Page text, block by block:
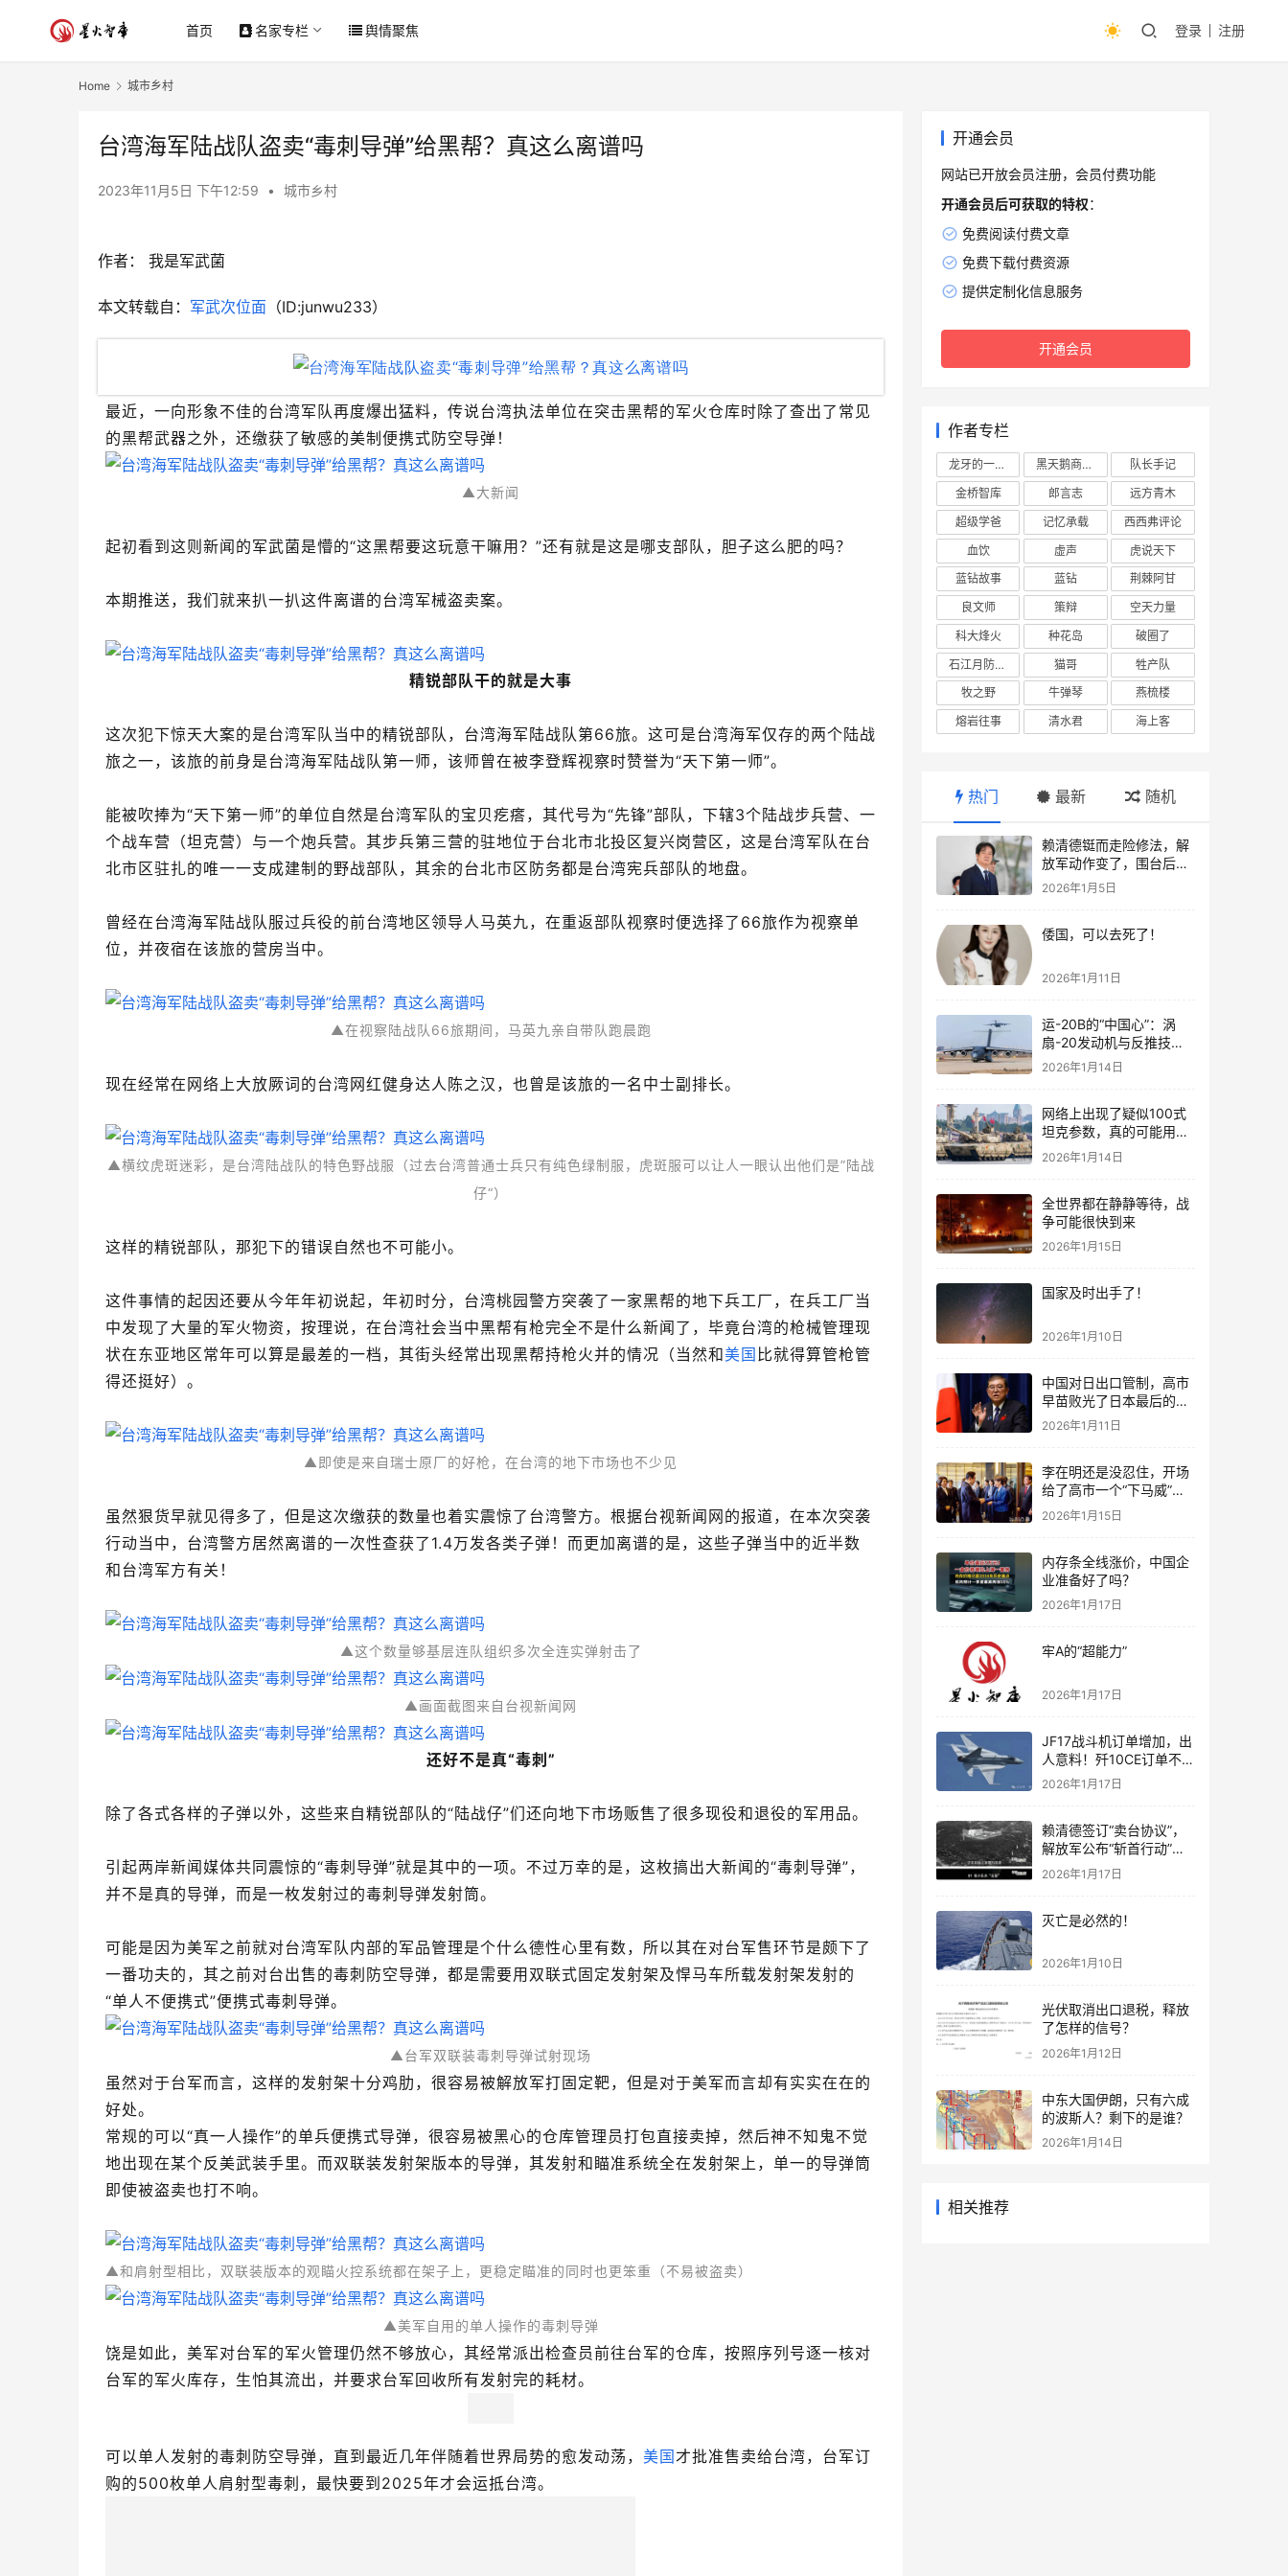
首页 名家专栏 舆情聚焦 登录 注册
Home 城市乡村
台湾海军陆战队盗卖“毒刺导弹”给黑帮？真这么离谱吗
2023年11月5日 下午12:59 • 城市乡村
作者： 我是军武菌
本文转载自： 军武次位面 （ID:junwu233）
最近，一向形象不佳的台湾军队再度爆出猛料，传说台湾执法单位在突击黑帮的军火仓库时除了查出了常见
的黑帮武器之外，还缴获了敏感的美制便携式防空导弹！
▲大新闻
起初看到这则新闻的军武菌是懵的“这黑帮要这玩意干嘛用？”还有就是这是哪支部队，胆子这么肥的吗？
本期推送，我们就来扒一扒这件离谱的台湾军械盗卖案。
精锐部队干的就是大事
这次犯下惊天大案的是台湾军队当中的精锐部队，台湾海军陆战队第66旅。这可是台湾海军仅存的两个陆战
旅之一，该旅的前身是台湾海军陆战队第一师，该师曾在被李登辉视察时赞誉为“天下第一师”。
能被吹捧为“天下第一师”的单位自然是台湾军队的宝贝疙瘩，其代号为“先锋”部队，下辖3个陆战步兵营、一
个战车营（坦克营）与一个炮兵营。其步兵第三营的驻地位于台北市北投区复兴岗营区，这是台湾军队在台
北市区驻扎的唯一一支成建制的野战部队，其余的台北市区防务都是台湾宪兵部队的地盘。
曾经在台湾海军陆战队服过兵役的前台湾地区领导人马英九，在重返部队视察时便选择了66旅作为视察单
位，并夜宿在该旅的营房当中。
▲在视察陆战队66旅期间，马英九亲自带队跑晨跑
现在经常在网络上大放厥词的台湾网红健身达人陈之汉，也曾是该旅的一名中士副排长。
▲横纹虎斑迷彩，是台湾陆战队的特色野战服（过去台湾普通士兵只有纯色绿制服，虎斑服可以让人一眼认出他们是”陆战
仔“）
这样的精锐部队，那犯下的错误自然也不可能小。
这件事情的起因还要从今年年初说起，年初时分，台湾桃园警方突袭了一家黑帮的地下兵工厂，在兵工厂当
中发现了大量的军火物资，按理说，在台湾社会当中黑帮有枪完全不是什么新闻了，毕竟台湾的枪械管理现
状在东亚地区常年可以算是最差的一档，其街头经常出现黑帮持枪火并的情况（当然和美国 比就得算管枪管
得还挺好）。
▲即使是来自瑞士原厂的好枪，在台湾的地下市场也不少见
虽然狠货早就见得多了，但是这次缴获的数量也着实震惊了台湾警方。根据台视新闻网的报道，在本次突袭
行动当中，台湾警方居然离谱的一次性查获了1.4万发各类子弹！而更加离谱的是，这些子弹当中的近半数
和台湾军方有关！
▲这个数量够基层连队组织多次全连实弹射击了
▲画面截图来自台视新闻网
还好不是真“毒刺”
除了各式各样的子弹以外，这些来自精锐部队的“陆战仔”们还向地下市场贩售了很多现役和退役的军用品。
引起两岸新闻媒体共同震惊的“毒刺导弹”就是其中的一项。不过万幸的是，这枚搞出大新闻的“毒刺导弹”，
并不是真的导弹，而是一枚发射过的毒刺导弹发射筒。
可能是因为美军之前就对台湾军队内部的军品管理是个什么德性心里有数，所以其在对台军售环节是颇下了
一番功夫的，其之前对台出售的毒刺防空导弹，都是需要用双联式固定发射架及悍马车所载发射架发射的
“单人不便携式”便携式毒刺导弹。
▲台军双联装毒刺导弹试射现场
虽然对于台军而言，这样的发射架十分鸡肋，很容易被解放军打固定靶，但是对于美军而言却有实实在在的
好处。
常规的可以“真一人操作”的单兵便携式导弹，很容易被黑心的仓库管理员打包直接卖掉，然后神不知鬼不觉
地出现在某个反美武装手里。而双联装发射架版本的导弹，其发射和瞄准系统全在发射架上，单一的导弹筒
即使被盗卖也打不响。
▲和肩射型相比，双联装版本的观瞄火控系统都在架子上，更稳定瞄准的同时也更笨重（不易被盗卖）
▲美军自用的单人操作的毒刺导弹
饶是如此，美军对台军的军火管理仍然不够放心，其经常派出检查员前往台军的仓库，按照序列号逐一核对
台军的军火库存，生怕其流出，并要求台军回收所有发射完的耗材。
可以单人发射的毒刺防空导弹，直到最近几年伴随着世界局势的愈发动荡， 美国才批准售卖给台湾，台军订
购的500枚单人肩射型毒刺，最快要到2025年才会运抵台湾。
开通会员
网站已开放会员注册，会员付费功能
开通会员后可获取的特权：
免费阅读付费文章
免费下载付费资源
提供定制化信息服务
开通会员
作者专栏
龙牙的一座山 黑天鹅商业情报站
队长手记
金桥智库
郎言志
远方青木
超级学爸
记忆承载
西西弗评论
血饮
虚声
虎说天下
蓝钻故事
蓝钻
荆棘阿甘
良文师
策辩
空天力量
科大烽火
种花岛
破圈了
石江月防务观察
猫哥
牲产队
牧之野
牛弹琴
燕梳楼
熔岩往事
清水君 海上客
热门 最新 随机
赖清德铤而走险修法，解
放军动作变了，围台后的
“真正杀招”曝光
2026年1月5日
倭国，可以去死了！
2026年1月11日
运-20B的“中国心”：涡
扇-20发动机与反推技术
大突破！
2026年1月14日
网络上出现了疑似100式
坦克参数，真的可能用了
钛合金装甲！
2026年1月14日
全世界都在静静等待，战
争可能很快到来
2026年1月15日
国家及时出手了！
2026年1月10日
中国对日出口管制，高市
早苗败光了日本最后的国
运
2026年1月11日
李在明还是没忍住，开场
给了高市一个“下马威”，
还特意提到中国
2026年1月15日
内存条全线涨价，中国企
业准备好了吗？
2026年1月17日
牢A的“超能力”
2026年1月17日
JF17战斗机订单增加，出
人意料！歼10CE订单不要
急，都会有的！
2026年1月17日
赖清德签订“卖台协议”，
解放军公布“斩首行动”画
面
2026年1月17日
灭亡是必然的！
2026年1月10日
光伏取消出口退税，释放
了怎样的信号？
2026年1月12日
中东大国伊朗，只有六成
的波斯人？剩下的是谁？
2026年1月14日
相关推荐